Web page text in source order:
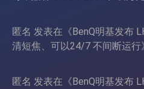
匿名 发表在《BenQ明基发布
清短焦、可以24/7 不间断运行
匿名 发表在《BenQ明基发布